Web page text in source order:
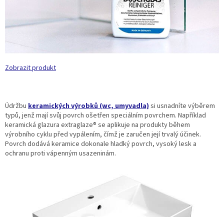
Zobrazit produkt
Údržbu keramických výrobků (wc, umyvadla) si usnadníte výběrem
typů, jenž mají svůj povrch ošetřen speciálním povrchem. Například
keramická glazura extraglaze® se aplikuje na produkty během
výrobního cyklu před vypálením, čímž je zaručen její trvalý účinek.
Povrch dodává keramice dokonale hladký povrch, vysoký lesk a
ochranu proti vápenným usazeninám.